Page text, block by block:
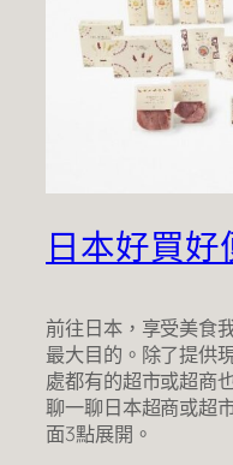
日本好買好
前往日本，享受美食
最大目的。除了提供
處都有的超市或超商
聊一聊日本超商或超
面3點展開。